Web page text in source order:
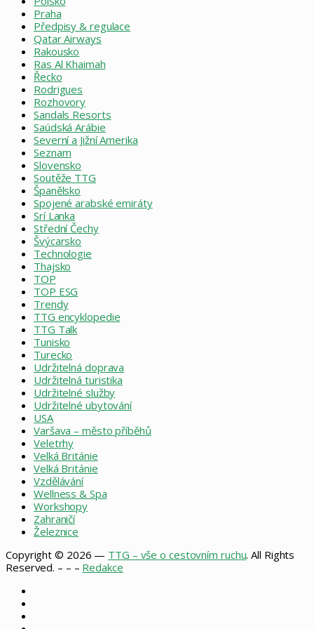
Praha
Předpisy & regulace
Qatar Airways
Rakousko
Ras Al Khaimah
Řecko
Rodrigues
Rozhovory
Sandals Resorts
Saúdská Arábie
Severní a Jižní Amerika
Seznam
Slovensko
Soutěže TTG
Španělsko
Spojené arabské emiráty
Srí Lanka
Střední Čechy
Švýcarsko
Technologie
Thajsko
TOP
TOP ESG
Trendy
TTG encyklopedie
TTG Talk
Tunisko
Turecko
Udržitelná doprava
Udržitelná turistika
Udržitelné služby
Udržitelné ubytování
USA
Varšava – město příběhů
Veletrhy
Velká Británie
Velká Británie
Vzdělávání
Wellness & Spa
Workshopy
Zahraničí
Železnice
Copyright © 2026 — TTG – vše o cestovním ruchu. All Rights
Reserved. – – – Redakce